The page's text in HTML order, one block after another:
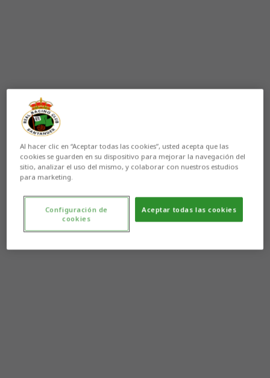
Al hacer clic en “Aceptar todas las cookies”, usted acepta que las
cookies se guarden en su dispositivo para mejorar la navegación del
sitio, analizar el uso del mismo, y colaborar con nuestros estudios
para marketing.
Aceptar todas las cookies
Configuración de
cookies